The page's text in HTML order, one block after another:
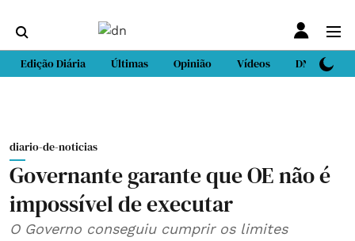
Edição Diária Últimas Opinião Vídeos DN Sport
diario-de-noticias
Governante garante que OE não é
impossível de executar
O Governo conseguiu cumprir os limites